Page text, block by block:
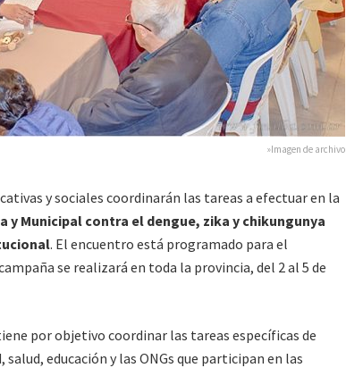
»Imagen de archivo
y sociales coordinarán las tareas a efectuar en la
y Municipal contra el dengue, zika y chikungunya
. El encuentro está programado para el
se realizará en toda la provincia, del 2 al 5 de
por objetivo coordinar las tareas específicas de
salud, educación y las ONGs que participan en las